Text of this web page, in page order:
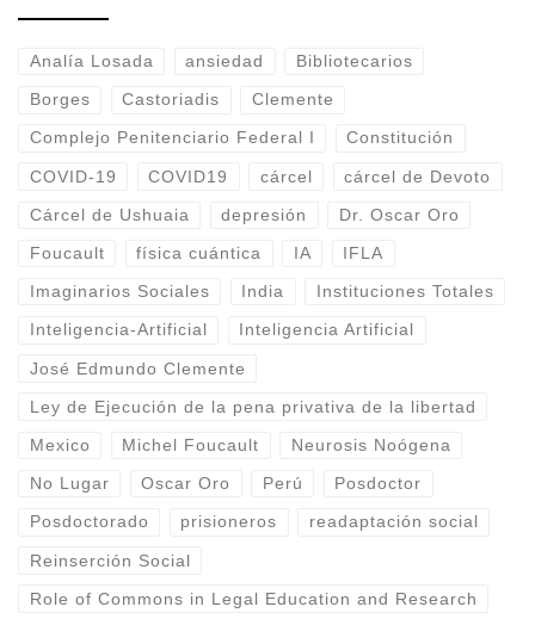
Analía Losada ansiedad Bibliotecarios
Borges Castoriadis Clemente
Complejo Penitenciario Federal I Constitución
COVID-19 COVID19 cárcel cárcel de Devoto
Cárcel de Ushuaia depresión Dr. Oscar Oro
Foucault física cuántica IA IFLA
Imaginarios Sociales India Instituciones Totales
Inteligencia-Artificial Inteligencia Artificial
José Edmundo Clemente
Ley de Ejecución de la pena privativa de la libertad
Mexico Michel Foucault Neurosis Noógena
No Lugar Oscar Oro Perú Posdoctor
Posdoctorado prisioneros readaptación social
Reinserción Social
Role of Commons in Legal Education and Research